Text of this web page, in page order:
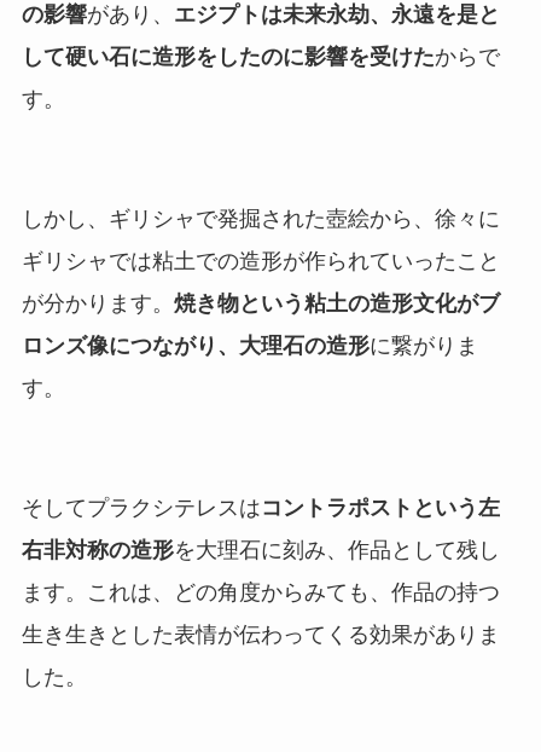
の影響があり、 エジプトは未来永劫、永遠を是と
して硬い石に造形をしたのに影響を受けたからで
す。
しかし、ギリシャで発掘された壺絵から、徐々に
ギリシャでは粘土での造形が作られていったこと
が分かります。 焼き物という粘土の造形文化がブ
ロンズ像につながり、大理石の造形に繋がりま
す。
そしてプラクシテレスはコントラポストという左
右非対称の造形を大理石に刻み、作品として残し
ます。これは、どの角度からみても、作品の持つ
生き生きとした表情が伝わってくる効果がありま
した。